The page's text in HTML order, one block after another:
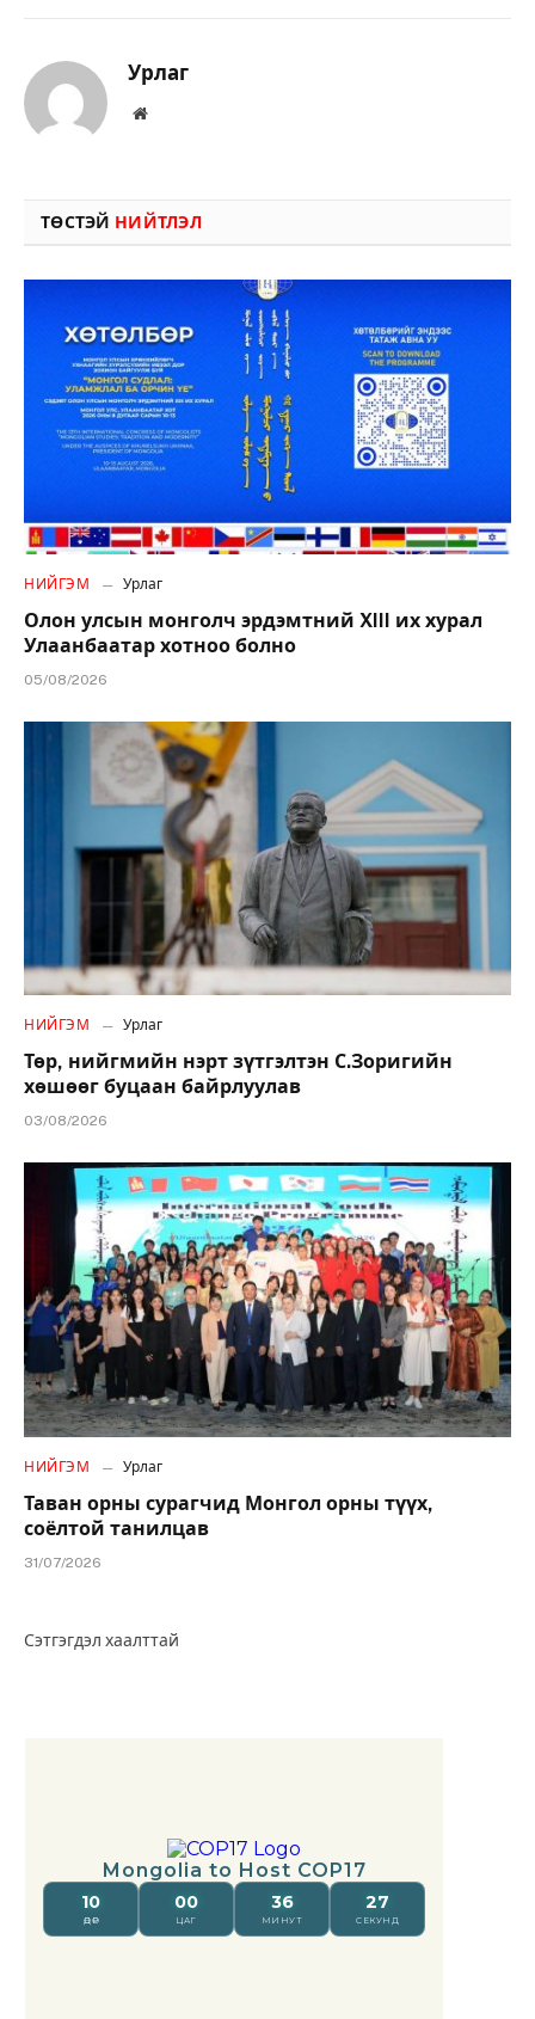
Урлаг
Вэбсайт
ТӨСТЭЙ НИЙТЛЭЛ
НИЙГЭМ Урлаг
Олон улсын монголч эрдэмтний XIII их хурал
Улаанбаатар хотноо болно
05/08/2026
НИЙГЭМ Урлаг
Төр, нийгмийн нэрт зүтгэлтэн С.Зоригийн
хөшөөг буцаан байрлуулав
03/08/2026
НИЙГЭМ Урлаг
Таван орны сурагчид Монгол орны түүх,
соёлтой танилцав
31/07/2026
Сэтгэгдэл хаалттай